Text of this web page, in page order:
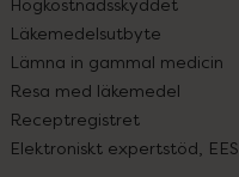
Läkemedelsutbyte
Lämna in gammal medicin
Resa med läkemedel
Receptregistret
Elektroniskt expertstöd, EES